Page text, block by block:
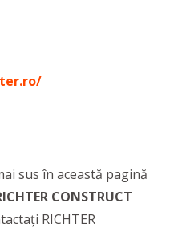
sus în această pagină
CONSTRUCT
RICHTER